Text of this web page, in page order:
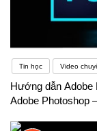
Tin học Video
Hướng dẫn Adobe
Adobe Photoshop